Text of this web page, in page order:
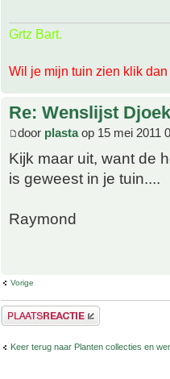
Grtz Bart.
Wil je mijn tuin zien klik dan
Re: Wenslijst
door plastaop 15 mei 2011
Kijk maar uit, want de
is geweest in je tuin....
Raymond
Vorige
Plaats een reactie
Keer terug naar Planten collecties en